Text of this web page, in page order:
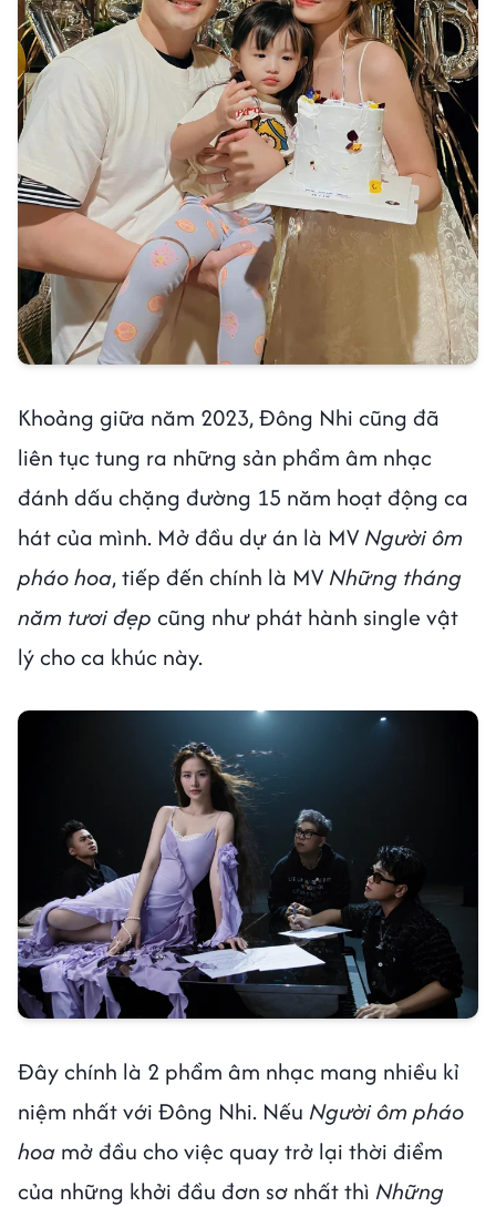
Khoảng giữa năm 2023, Đông Nhi cũng đã
liên tục tung ra những sản phẩm âm nhạc
đánh dấu chặng đường 15 năm hoạt động ca
hát của mình. Mở đầu dự án là MV Người ôm
pháo hoa, tiếp đến chính là MV Những tháng
năm tươi đẹp cũng như phát hành single vật
lý cho ca khúc này.
Đây chính là 2 phẩm âm nhạc mang nhiều kỉ
niệm nhất với Đông Nhi. Nếu Người ôm pháo
hoa mở đầu cho việc quay trở lại thời điểm
của những khởi đầu đơn sơ nhất thì Những